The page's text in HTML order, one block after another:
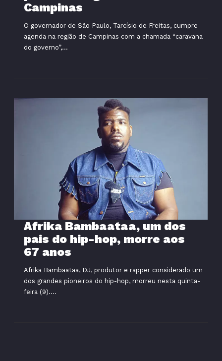
Campinas
O governador de São Paulo, Tarcísio de Freitas, cumpre
agenda na região de Campinas com a chamada “caravana
do governo”,...
Afrika Bambaataa, um dos
pais do hip-hop, morre aos
67 anos
Afrika Bambaataa, DJ, produtor e rapper considerado um
dos grandes pioneiros do hip-hop, morreu nesta quinta-
feira (9)....